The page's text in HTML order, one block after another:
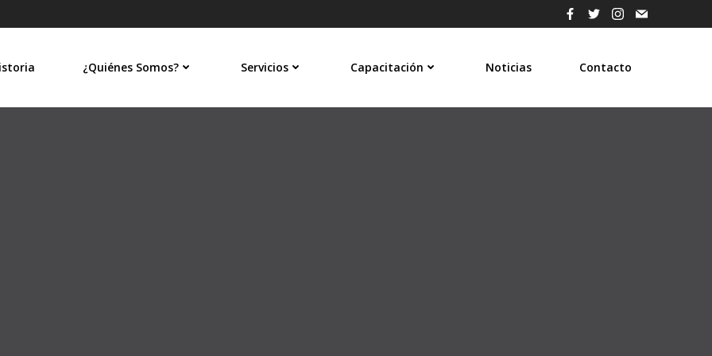
¿Quiénes Somos? Servicios Capacitación Noticias Contacto